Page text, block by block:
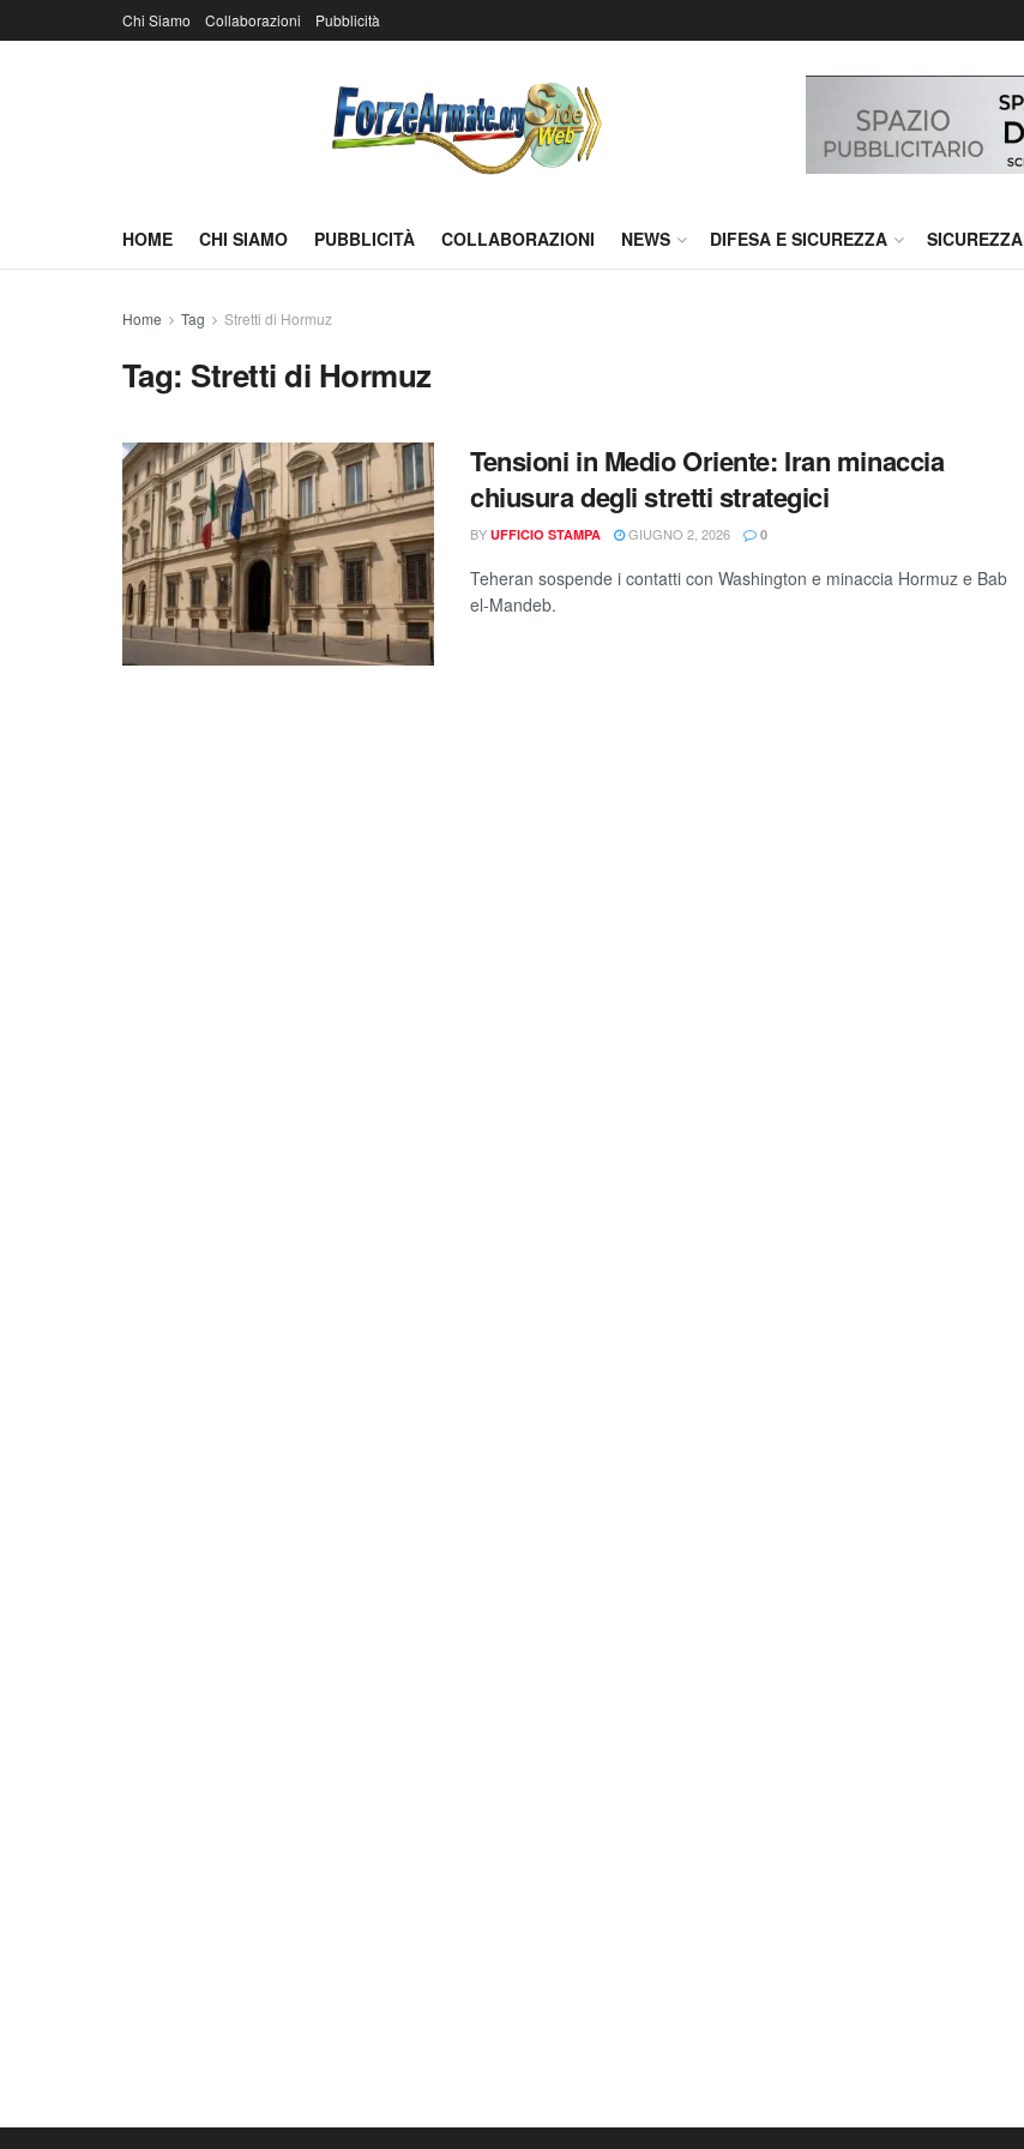
Chi Siamo Collaborazioni Pubblicità
HOME CHI SIAMO PUBBLICITÀ COLLABORAZIONI NEWS DIFESA E SICUREZZA SICUREZZA
Home Tag Stretti di Hormuz
Tag: Stretti di Hormuz
Tensioni in Medio Oriente: Iran minaccia
chiusura degli stretti strategici
BY UFFICIO STAMPA GIUGNO 2, 2026 0
Teheran sospende i contatti con Washington e minaccia Hormuz e Bab
el-Mandeb.